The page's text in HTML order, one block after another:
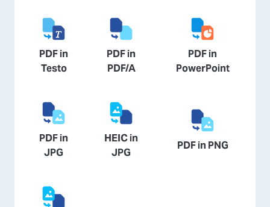
PDF in
Testo
PDF in
PDF/A
PDF in
PowerPoint
PDF in
JPG
HEIC in
JPG
PDF in PNG